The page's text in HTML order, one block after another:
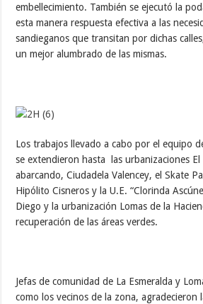
embellecimiento. También se ejecutó la
esta manera respuesta efectiva a las
sandieganos que transitan por dichas
un mejor alumbrado de las mismas.
Los trabajos llevado a cabo por el equipo
se extendieron hasta las urbanizaciones
abarcando, Ciudadela Valencey, el Skate
Hipólito Cisneros y la U.E. “Clorinda
Diego y la urbanización Lomas de la
recuperación de las áreas verdes.
Jefas de comunidad de La Esmeralda y
como los vecinos de la zona, agradecieron